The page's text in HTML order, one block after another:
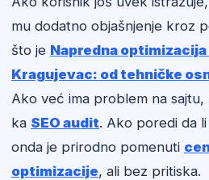
mu dodatno objašnjenje kroz
što je Napredna optimizacija
Kragujevac: od tehničke
Ako već ima problem na sajtu,
ka SEO audit. Ako poredi da
onda je prirodno pomenuti
optimizacije, ali bez pritiska.